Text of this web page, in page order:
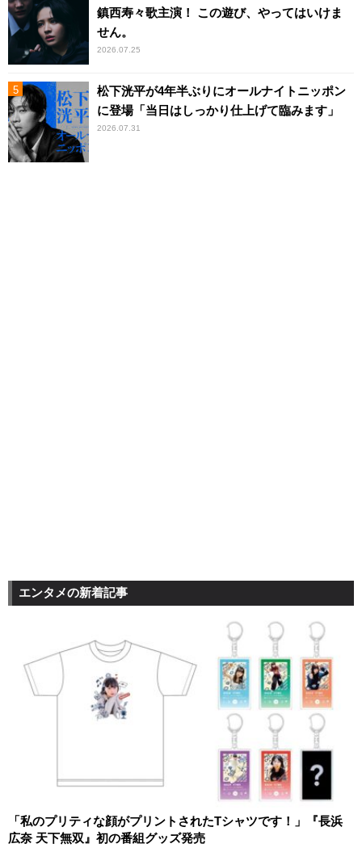
鎮西寿々歌主演！ この遊び、やってはいけま
せん。
2026.07.25
松下洸平が4年半ぶりにオールナイトニッポン
に登場「当日はしっかり仕上げて臨みます」
2026.07.31
エンタメの新着記事
「私のプリティな顔がプリントされたTシャツです！」『長浜
広奈 天下無双』初の番組グッズ発売